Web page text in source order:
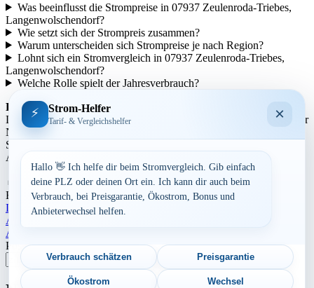
Was beeinflusst die Strompreise in 07937 Zeulenroda-Triebes,
Langenwolschendorf?
Wie setzt sich der Strompreis zusammen?
Warum unterscheiden sich Strompreise je nach Region?
Lohnt sich ein Stromvergleich in 07937 Zeulenroda-Triebes,
Langenwolschendorf?
Welche Rolle spielt der Jahresverbrauch?
Regionale Unterschiede:
Die Strompreise variieren je nach Region aufgrund unterschiedlicher
Netzentgelte und Steuern. In städtischen Gebieten können die
Strompreise tendenziell höher sein als in ländlicheren Gegenden.
Auch die Anbieterstruktur kann sich regional unterscheiden.
Aufrufe: 283
By
Dominik Laube23. Juli 2026 Thüringen
Landkreis Greiz
Beitragsnavigation
Aktuelle Strompreise in 37444 Braunlage
Aktuelle Strompreise in 95028 Hof
Postleitzahl eingeben
Suchen
⚡ Strom-Helfer
Tarif- & Vergleichshelfer ×
Hallo 👋 Ich helfe dir beim Stromvergleich. Gib einfach
deine PLZ oder deinen Ort ein. Ich kann dir auch beim
Verbrauch, bei Preisgarantie, Ökostrom, Bonus und
Anbieterwechsel helfen.
Verbrauch schätzen Preisgarantie
Ökostrom Wechsel